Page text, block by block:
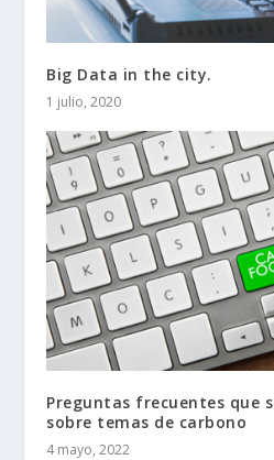
Big Data in the city.
1 julio, 2020
Preguntas frecuentes que
sobre temas de carbono
4 mayo, 2022